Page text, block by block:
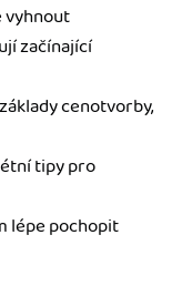
vyhnout
začínající
cenotvorby,
tipy pro
lépe pochopit